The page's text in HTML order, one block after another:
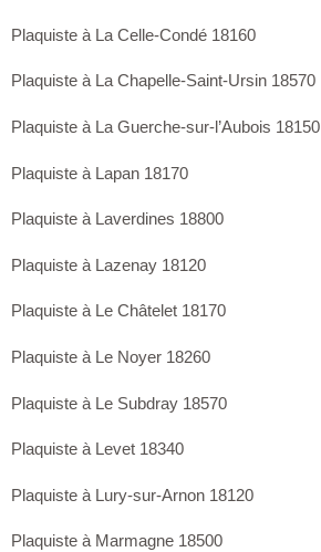
Plaquiste à La Celle-Condé 18160
Plaquiste à La Chapelle-Saint-Ursin 18570
Plaquiste à La Guerche-sur-l’Aubois 18150
Plaquiste à Lapan 18170
Plaquiste à Laverdines 18800
Plaquiste à Lazenay 18120
Plaquiste à Le Châtelet 18170
Plaquiste à Le Noyer 18260
Plaquiste à Le Subdray 18570
Plaquiste à Levet 18340
Plaquiste à Lury-sur-Arnon 18120
Plaquiste à Marmagne 18500